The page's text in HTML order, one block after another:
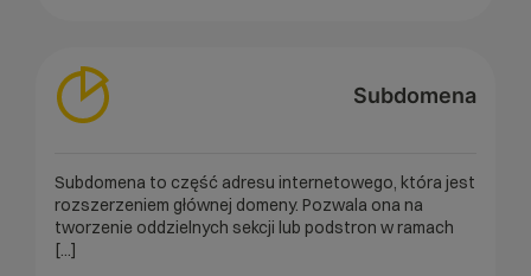
Subdomena
Subdomena to część adresu internetowego, która jest
rozszerzeniem głównej domeny. Pozwala ona na
tworzenie oddzielnych sekcji lub podstron w ramach
[...]